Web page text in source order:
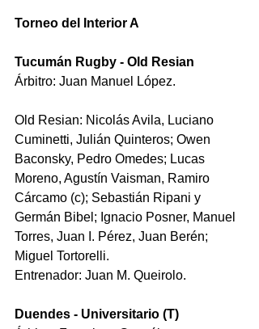
Torneo del Interior A
Tucumán Rugby - Old Resian
Árbitro: Juan Manuel López.
Old Resian: Nicolás Avila, Luciano
Cuminetti, Julián Quinteros; Owen
Baconsky, Pedro Omedes; Lucas
Moreno, Agustín Vaisman, Ramiro
Cárcamo (c); Sebastián Ripani y
Germán Bibel; Ignacio Posner, Manuel
Torres, Juan I. Pérez, Juan Berén;
Miguel Tortorelli.
Entrenador: Juan M. Queirolo.
Duendes - Universitario (T)